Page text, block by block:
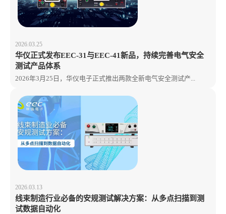
2026.03.25
华仪正式发布EEC-31与EEC-41新品，持续完善电气安全
测试产品体系
2026年3月25日，华仪电子正式推出两款全新电气安全测试产...
2026.03.13
线束制造行业必备的安规测试解决方案：从多点扫描到测
试数据自动化